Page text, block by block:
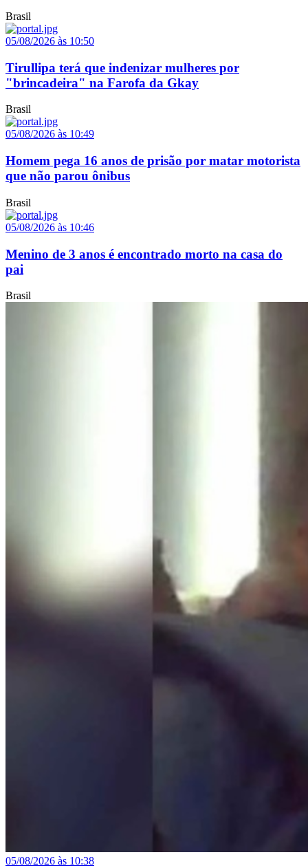
Brasil
05/08/2026 às 10:50
Tirullipa terá que indenizar mulheres por
"brincadeira" na Farofa da Gkay
Brasil
05/08/2026 às 10:49
Homem pega 16 anos de prisão por matar motorista
que não parou ônibus
Brasil
05/08/2026 às 10:46
Menino de 3 anos é encontrado morto na casa do
pai
Brasil
05/08/2026 às 10:38